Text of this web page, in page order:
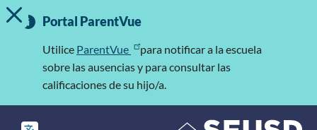
Saltar
al
contenido
Información
importante
MOSTRAR/OCULTAR MENSAJE DE ALERTA
Portal ParentVue
Utilice ParentVue
para notificar a la escuela
sobre las ausencias y para consultar las
calificaciones de su hijo/a.